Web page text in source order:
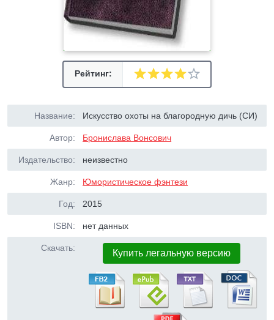
Рейтинг:
Название: Искусство охоты на благородную дичь (СИ)
Автор: Бронислава Вонсович
Издательство: неизвестно
Жанр: Юмористическое фэнтези
Год: 2015
ISBN: нет данных
Скачать: Купить легальную версию